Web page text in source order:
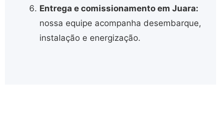
Entrega e comissionamento em Juara:
nossa equipe acompanha desembarque,
instalação e energização.